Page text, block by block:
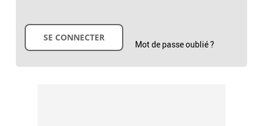
Mot de passe oublié ?